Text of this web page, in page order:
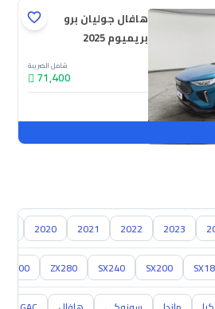
هافال جوليان برو
بريميوم 2025
شامل الضريبة
71,400
2023
2022
2021
2020
SX200
SX240
ZX280
ZX300